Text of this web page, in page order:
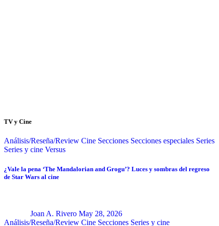
TV y Cine
Análisis/Reseña/Review Cine Secciones Secciones especiales Series
Series y cine Versus
¿Vale la pena ‘The Mandalorian and Grogu’? Luces y sombras del regreso
de Star Wars al cine
Joan A. Rivero May 28, 2026
Análisis/Reseña/Review Cine Secciones Series y cine